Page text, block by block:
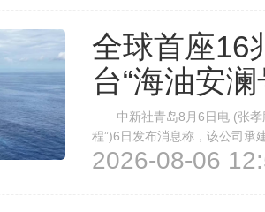
全球首座16
台“海油安
中新社青岛8月6日电 (张孝
程”)6日发布消息称，该公司承
接入陆丰油田电网，为海上油
2026-08-06